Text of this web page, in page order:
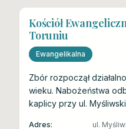
Kościół
Toruniu
Ewangelikalna
Zbór rozpoczął
wieku. Nabożeństwa
kaplicy przy ul.
Adres:
ul.